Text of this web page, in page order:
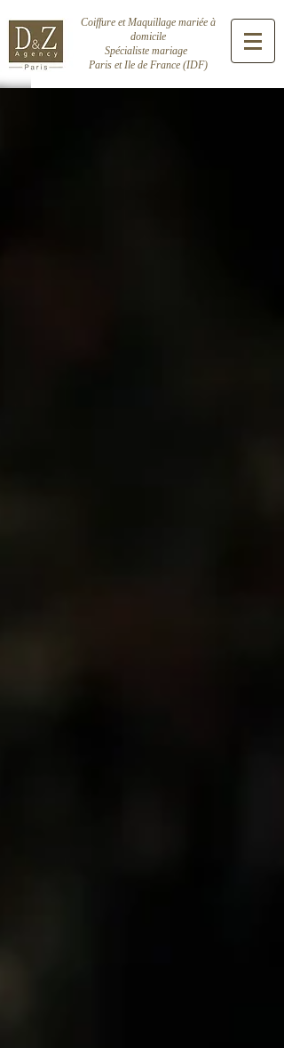
Coiffure et Maquillage mariée à
domicile
Spécialiste mariage
Paris et Ile de France (IDF)